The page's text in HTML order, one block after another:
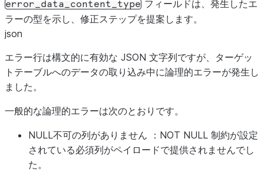
error_data_content_type フィールドは、発生したエ
ラーの型を示し、修正ステップを提案します。
json
エラー行は構文的に有効な JSON 文字列ですが、ターゲッ
トテーブルへのデータの取り込み中に論理的エラーが発生し
ました。
一般的な論理的エラーは次のとおりです。
NULL不可の列がありません ：NOT NULL 制約が設定
されている必須列がペイロードで提供されませんでし
た。